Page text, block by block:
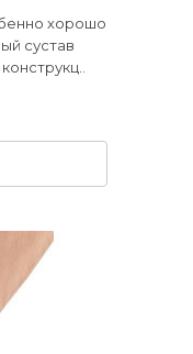
хорошо
сустав